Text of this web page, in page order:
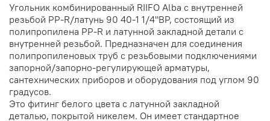
Угольник комбинированный RIIFO Alba с внутренней
резьбой PP-R/латунь 90 40-1 1/4"ВР, состоящий из
полипропилена PP-R и латунной закладной детали с
внутренней резьбой. Предназначен для соединения
полипропиленовых труб с резьбовыми подключениями
запорной/запорно-регулирующей арматуры,
сантехнических приборов и оборудования под углом 90
градусов.
Это фитинг белого цвета с латунной закладной
деталью, покрытой никелем. Он имеет стандартное